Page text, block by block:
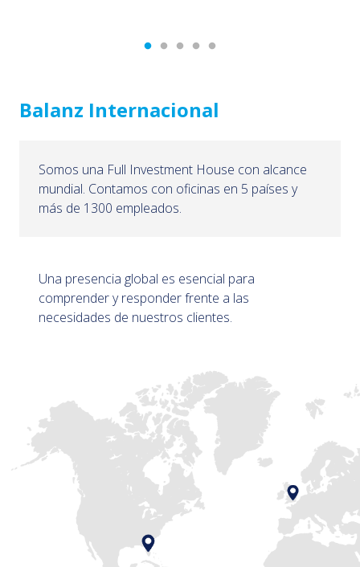
Balanz Internacional
Somos una Full Investment House con alcance
mundial. Contamos con oficinas en 5 países y
más de 1300 empleados.
Una presencia global es esencial para
comprender y responder frente a las
necesidades de nuestros clientes.